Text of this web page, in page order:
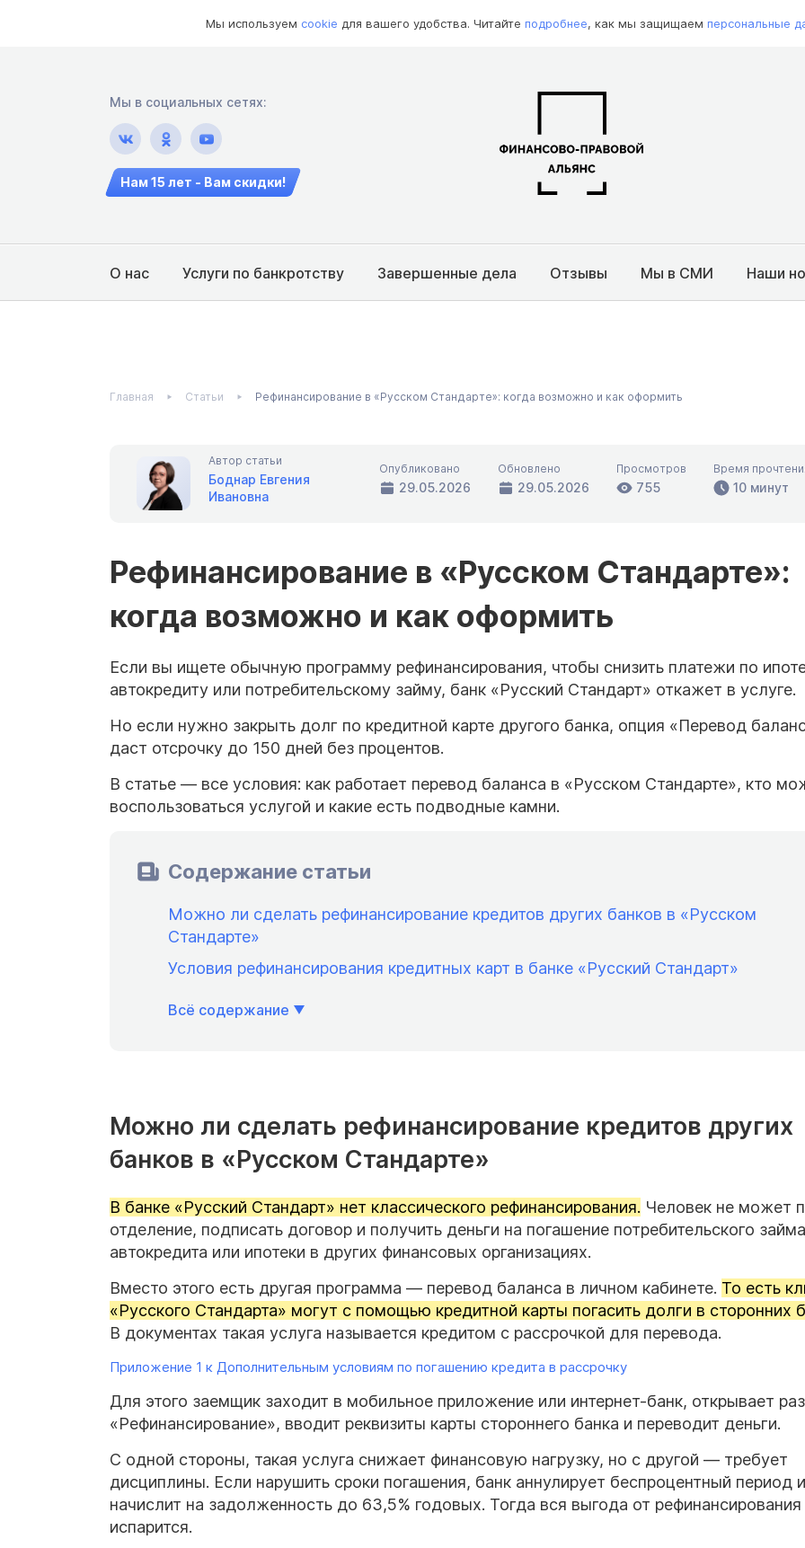
Мы используем cookie для вашего удобства. Читайте подробнее, как мы защищаем персональные
Мы в социальных сетях:
Нам 15 лет - Вам скидки!
О нас Услуги по банкротству Завершенные дела Отзывы Мы в СМИ Наши
Главная Статьи Рефинансирование в «Русском Стандарте»: когда возможно и как оформить
Автор статьи
Боднар Евгения
Ивановна
Опубликовано
29.05.2026
Обновлено
29.05.2026
Просмотров
755
Время
10 минут
Рефинансирование в «Русском Стандарте»:
когда возможно и как оформить
Если вы ищете обычную программу рефинансирования, чтобы снизить платежи по
автокредиту или потребительскому займу, банк «Русский Стандарт» откажет в услуге.
Но если нужно закрыть долг по кредитной карте другого банка, опция «Перевод
даст отсрочку до 150 дней без процентов.
В статье — все условия: как работает перевод баланса в «Русском Стандарте», кто
воспользоваться услугой и какие есть подводные камни.
Содержание статьи
Можно ли сделать рефинансирование кредитов других банков в «Русском
Стандарте»
Условия рефинансирования кредитных карт в банке «Русский Стандарт»
Всё содержание
Можно ли сделать рефинансирование кредитов других
банков в «Русском Стандарте»
В банке «Русский Стандарт» нет классического рефинансирования. Человек не может
отделение, подписать договор и получить деньги на погашение потребительского
автокредита или ипотеки в других финансовых организациях.
Вместо этого есть другая программа — перевод баланса в личном кабинете. То есть
«Русского Стандарта» могут с помощью кредитной карты погасить долги в сторонних
В документах такая услуга называется кредитом с рассрочкой для перевода.
Приложение 1 к Дополнительным условиям по погашению кредита в рассрочку
Для этого заемщик заходит в мобильное приложение или интернет-банк, открывает
«Рефинансирование», вводит реквизиты карты стороннего банка и переводит деньги.
С одной стороны, такая услуга снижает финансовую нагрузку, но с другой — требует
дисциплины. Если нарушить сроки погашения, банк аннулирует беспроцентный период и
начислит на задолженность до 63,5% годовых. Тогда вся выгода от рефинансирования
испарится.